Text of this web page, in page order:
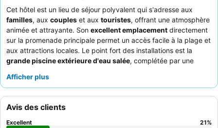
Cet hôtel est un lieu de séjour polyvalent qui s'adresse aux
familles, aux couples et aux touristes, offrant une atmosphère
animée et attrayante. Son excellent emplacement directement
sur la promenade principale permet un accès facile à la plage et
aux attractions locales. Le point fort des installations est la
grande piscine extérieure d'eau salée, complétée par une
divertissement pour tous les âges. Les clients apprécient
petit-déjeuner buffet
expérience plus calme, les clients devraient envisager de
demander une chambre ne donnant pas sur la promenade.
Afficher plus
Avis des clients
Excellent 21%